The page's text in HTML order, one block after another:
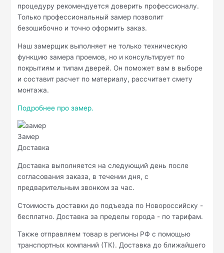
процедуру рекомендуется доверить профессионалу.
Только профессиональный замер позволит
безошибочно и точно оформить заказ.
Наш замерщик выполняет не только техническую
функцию замера проемов, но и консультирует по
покрытиям и типам дверей. Он поможет вам в выборе
и составит расчет по материалу, рассчитает смету
монтажа.
Подробнее про замер.
Замер
Доставка
Доставка выполняется на следующий день после
согласования заказа, в течении дня, с
предварительным звонком за час.
Стоимость доставки до подъезда по Новороссийску -
бесплатно. Доставка за пределы города - по тарифам.
Также отправляем товар в регионы РФ с помощью
транспортных компаний (ТК). Доставка до ближайшего